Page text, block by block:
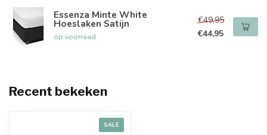
Essenza Minte White
Hoeslaken Satijn
op voorraad
€49,95
€44,95
Recent bekeken
SALE